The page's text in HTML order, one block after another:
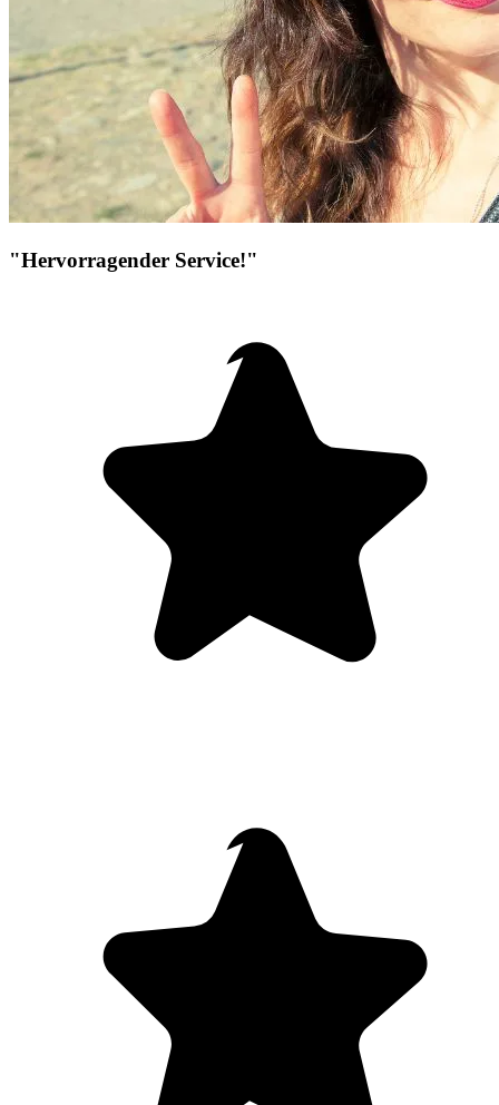
"Hervorragender Service!"